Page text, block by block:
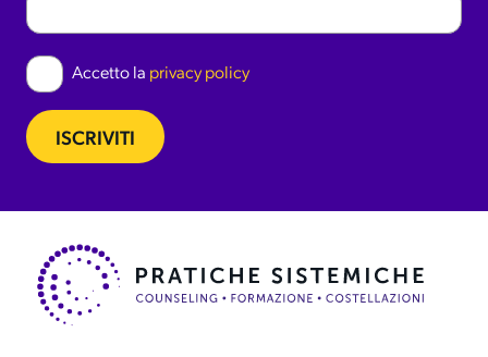
Accetto la privacy policy
ISCRIVITI